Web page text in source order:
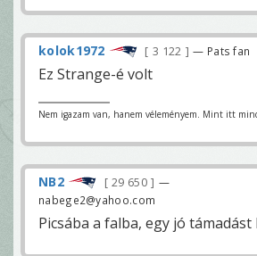
kolok1972 3 122 — Pats fan
Ez Strange-é volt
Nem igazam van, hanem véleményem. Mint itt
NB2 29 650
—
nabege2@yahoo.com
Picsába a falba, egy jó